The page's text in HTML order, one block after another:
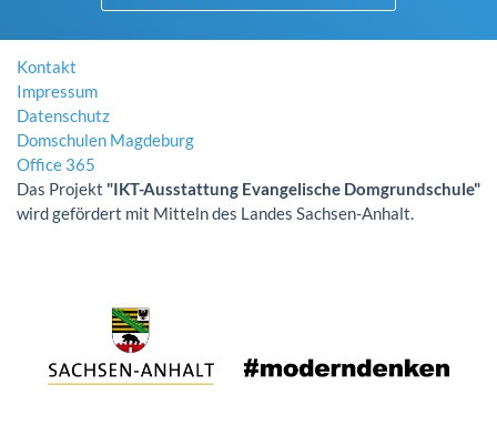
Kontakt
Impressum
Datenschutz
Domschulen Magdeburg
Office 365
Das Projekt "IKT-Ausstattung Evangelische Domgrundschule"
wird gefördert mit Mitteln des Landes Sachsen-Anhalt.